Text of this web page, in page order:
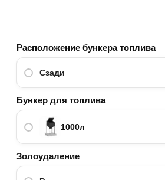
Расположение бункера топлива
Сзади
Бункер для топлива
1000л
Золоудаление